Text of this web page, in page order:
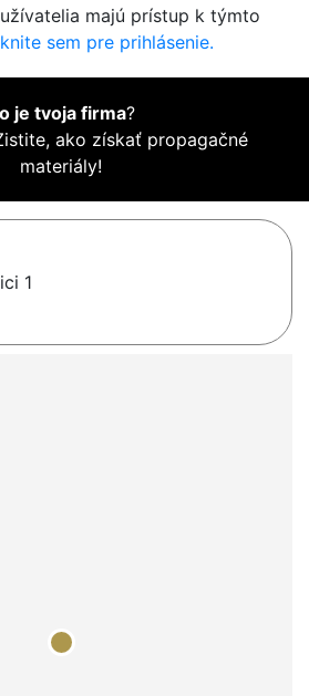
majú prístup k týmto
sem pre prihlásenie.
je tvoja firma?
ako získať propagačné
materiály!
1